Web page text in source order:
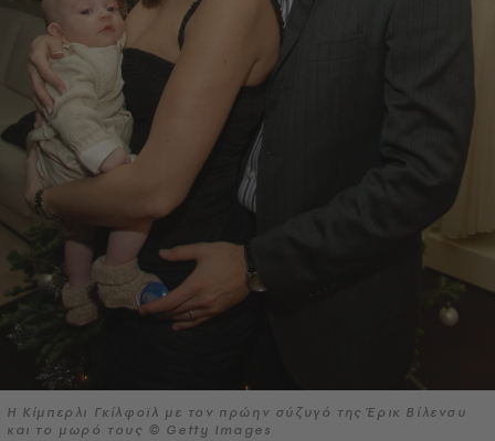
Η Κίμπερλι Γκίλφοϊλ με τον πρώην σύζυγό της Έρικ Βίλενσυ
και το μωρό τους © Getty Images